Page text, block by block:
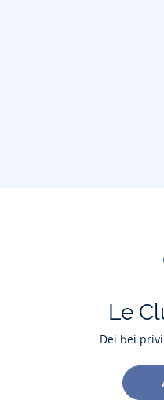
Le
Dei bei